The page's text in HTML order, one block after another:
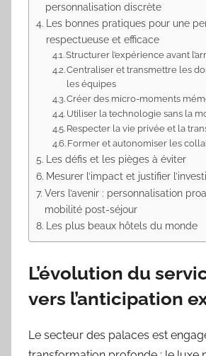
personnalisation discrète
Les bonnes pratiques pour une
respectueuse et efficace
Structurer l’expérience avant
Centraliser et transmettre les
les équipes
Créer des micro-moments
Utiliser la technologie sans la
Respecter la vie privée et la
Former et autonomiser les
Les défis et les pièges à éviter
Mesurer l’impact et justifier
Vers l’avenir : personnalisation
mobilité post-séjour
Les plus beaux hôtels du monde
L’évolution du
vers l’anticipation
Le secteur des palaces est